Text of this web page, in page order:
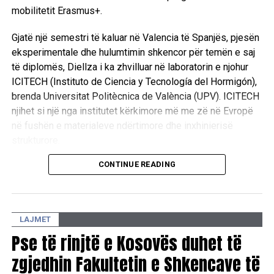
mobilitetit Erasmus+.
Gjatë një semestri të kaluar në Valencia të Spanjës, pjesën
eksperimentale dhe hulumtimin shkencor për temën e saj
të diplomës, Diellza i ka zhvilluar në laboratorin e njohur
ICITECH (Instituto de Ciencia y Tecnología del Hormigón),
brenda Universitat Politècnica de València (UPV). ICITECH
njihet si një nga institutet kërkimore më me zë në Evropë
në fushën e materialeve ndërtimore dhe inxhinierisë
Hulumtimi shkencor u zhvillua nën mbikëqyrjen e dy
ekspert me reputacion ndërkombëtar në fushën e betonit
të përforcuar me fibra, si dhe Prof. Dr. Visar Krelani, Dekan
i Fakultetit të Inxhinierisë së Ndërtimit dhe Infrastrukturës
në UBT.
Studentja Diellza Vishi mbrojti me sukses temën me titull
CONTINUE READING
LAJMET
Pse të rinjtë e Kosovës duhet të
zgjedhin Fakultetin e Shkencave të